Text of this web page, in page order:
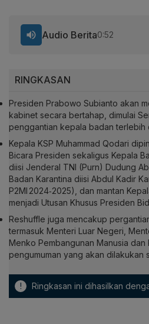
RINGKASAN
Presiden Prabowo Subianto akan
kabinet secara bertahap, dimulai
penggantian kepala badan terlebih
Kepala KSP Muhammad Qodari
Bicara Presiden sekaligus Kepala
diisi Jenderal TNI (Purn) Dudung
Badan Karantina diisi Abdul Kadir
P2MI 2024‑2025), dan mantan
menjadi Utusan Khusus Presiden
Reshuffle juga mencakup
termasuk Menteri Luar Negeri,
Menko Pembangunan Manusia
pengumuman yang akan dilakukan
! Ringkasan ini dihasilkan
Audio Berita0:52